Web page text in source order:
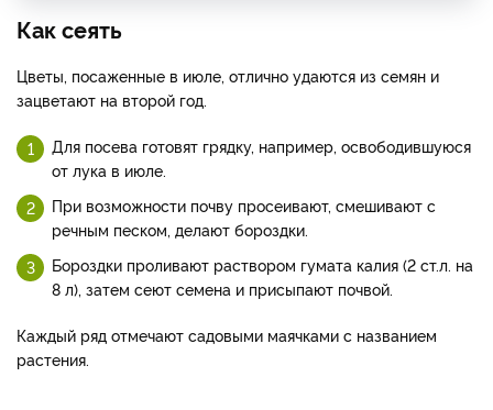
Как сеять
Цветы, посаженные в июле, отлично удаются из семян и
зацветают на второй год.
Для посева готовят грядку, например, освободившуюся
от лука в июле.
При возможности почву просеивают, смешивают с
речным песком, делают бороздки.
Бороздки проливают раствором гумата калия (2 ст.л. на
8 л), затем сеют семена и присыпают почвой.
Каждый ряд отмечают садовыми маячками с названием
растения.